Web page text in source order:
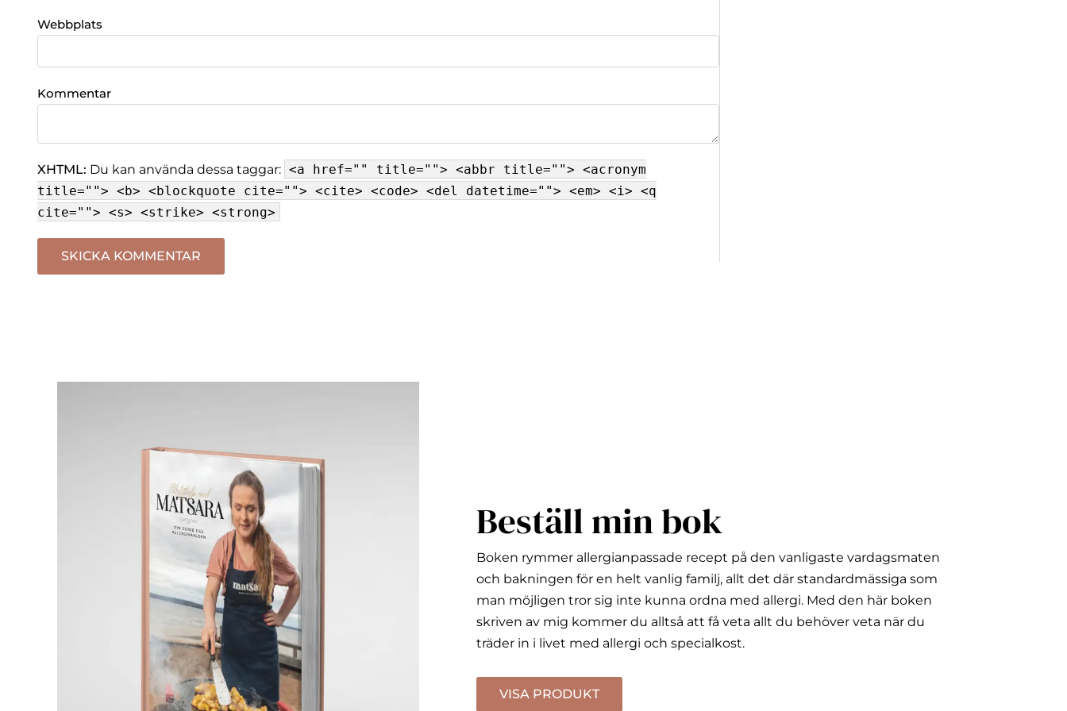
Webbplats
Kommentar
XHTML: Du kan använda dessa taggar: <a href="" title=""> <abbr title=""> <acronym
title=""> <b> <blockquote cite=""> <cite> <code> <del datetime=""> <em> <i> <q
cite=""> <s> <strike> <strong>
Beställ min bok
Boken rymmer allergianpassade recept på den vanligaste vardagsmaten
och bakningen för en helt vanlig familj, allt det där standardmässiga som
man möjligen tror sig inte kunna ordna med allergi. Med den här boken
skriven av mig kommer du alltså att få veta allt du behöver veta när du
träder in i livet med allergi och specialkost.
VISA PRODUKT